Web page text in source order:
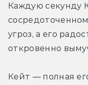
Каждую секунду
угроз, а его
откровенно
Кейт — полная